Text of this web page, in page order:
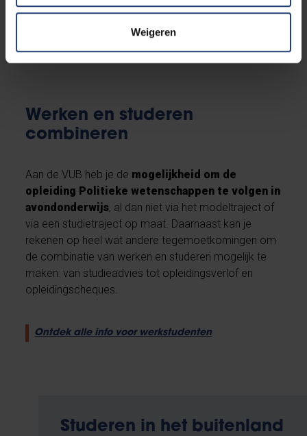
Weigeren
Werken en studeren
combineren
Aan de VUB heb je de mogelijkheid om de
opleiding Politieke wetenschappen te volgen in
avondonderwijs, al dan niet via het modeltraject of
via een studietraject op maat. Daarnaast kan je
rekenen op heel wat andere tegemoetkomingen om
de combinatie van werken en studeren mogelijk te
maken: van studieadvies tot opleidingsverlof en
opleidingscheques.
Ontdek alle info voor werkstudenten
Studeren in het buitenland